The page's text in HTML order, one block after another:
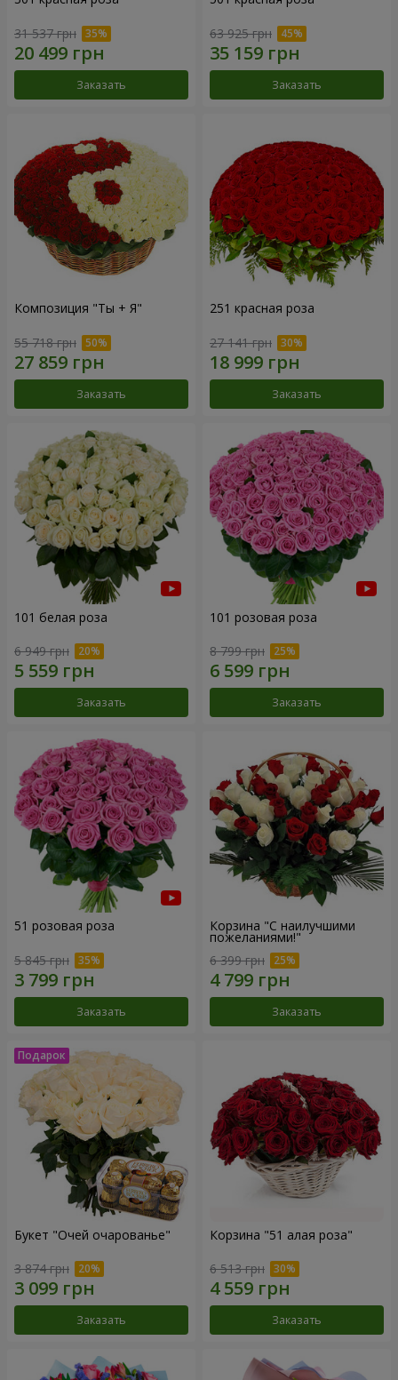
31 537 грн
Заказать
63 925 грн
Заказать
Композиция "Ты + Я"
55 718 грн
Заказать
251 красная роза
27 141 грн
Заказать
101 белая роза
6 949 грн
Заказать
101 розовая роза
8 799 грн
Заказать
51 розовая роза
5 845 грн
Заказать
Корзина "С наилучшими
пожеланиями!"
6 399 грн
Заказать
Букет "Очей очарованье"
3 874 грн
Заказать
Корзина "51 алая роза"
6 513 грн
Заказать